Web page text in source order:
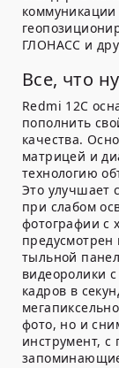
ГЛОНАСС и
Все, что
Redmi 12C
пополнить
качества.
матрицей и
технологию
Это улучшает
при слабом
фотографии с
тыльной
видеоролики
кадров в
фото, но и
инструмент,